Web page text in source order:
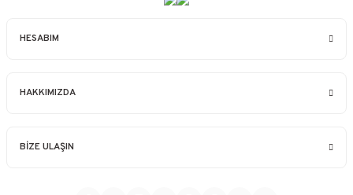
HESABIM
HAKKIMIZDA
BİZE ULAŞIN